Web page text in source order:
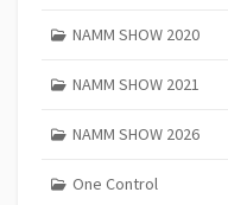
NAMM SHOW 2020
NAMM SHOW 2021
NAMM SHOW 2026
One Control